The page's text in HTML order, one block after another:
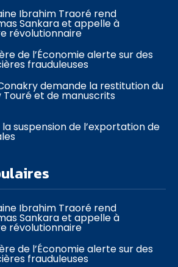
Ibrahim Traoré rend
Sankara et appelle à
révolutionnaire
de l’Économie alerte sur des
frauduleuses
demande la restitution du
Touré et de manuscrits
suspension de l’exportation de
Ibrahim Traoré rend
Sankara et appelle à
révolutionnaire
de l’Économie alerte sur des
frauduleuses